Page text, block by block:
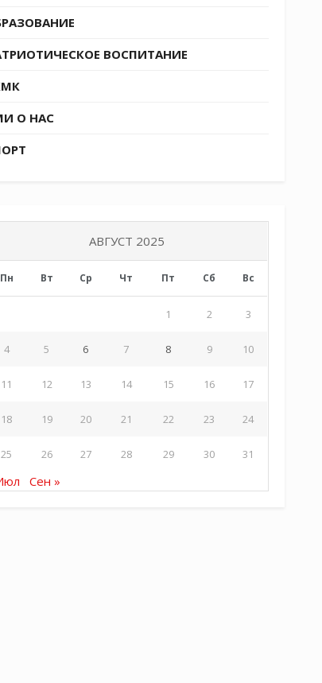
ВОСПИТАНИЕ
О НАС
АВГУСТ 2025
Пн Вт Ср Чт Пт Сб Вс
1 2 3
4 5 6 7 8 9 10
11 12 13 14 15 16 17
18 19 20 21 22 23 24
25 26 27 28 29 30 31
Сен »